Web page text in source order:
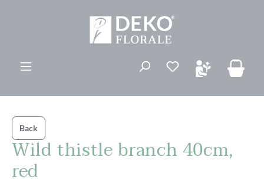
Du har 0
Back
Wild thistle branch 40cm,
red